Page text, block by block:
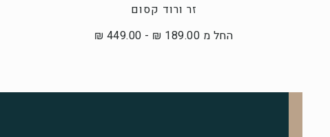
זר ורוד קסום
החל מ 189.00 ₪ - 449.00 ₪